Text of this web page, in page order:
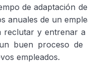
de adaptación
anuales de un
y entrenar
buen proceso
empleados.